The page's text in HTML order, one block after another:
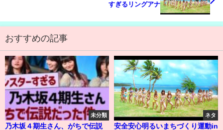
すぎるリングアナ
おすすめの記事
未分類
乃木坂４期生さん、がちで伝説
ネタ
安全安心明るいまちづくり運動in